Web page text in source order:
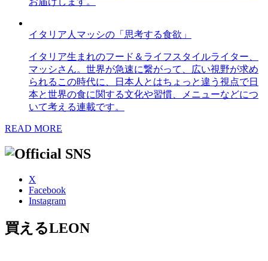
イタリア人マッシの「思考する食欲」
イタリア生まれのフード＆ライフスタイルライター、
マッシさん。世界が急速に繋がって、広い視野が求め
られるこの時代に、日本人とはちょっと違う視点で日
本と世界の食に関する文化や習慣、メニューなどにつ
いて考える連載です。
READ MORE
X
Facebook
Instagram
買えるLEON